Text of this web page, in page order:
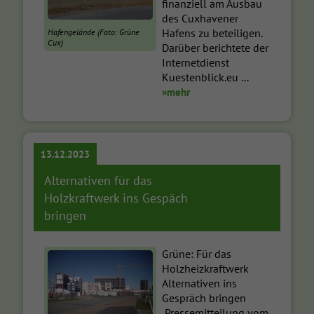
Hafengelände (Foto: Grüne
Cux)
finanziell am Ausbau
des Cuxhavener
Hafens zu beteiligen.
Darüber berichtete der
Internetdienst
Kuestenblick.eu ...
»mehr
13.12.2023
Alternativen für das
Holzkraftwerk ins Gespäch
bringen
Grüne: Für das
Holzheizkraftwerk
Alternativen ins
Gespräch bringen